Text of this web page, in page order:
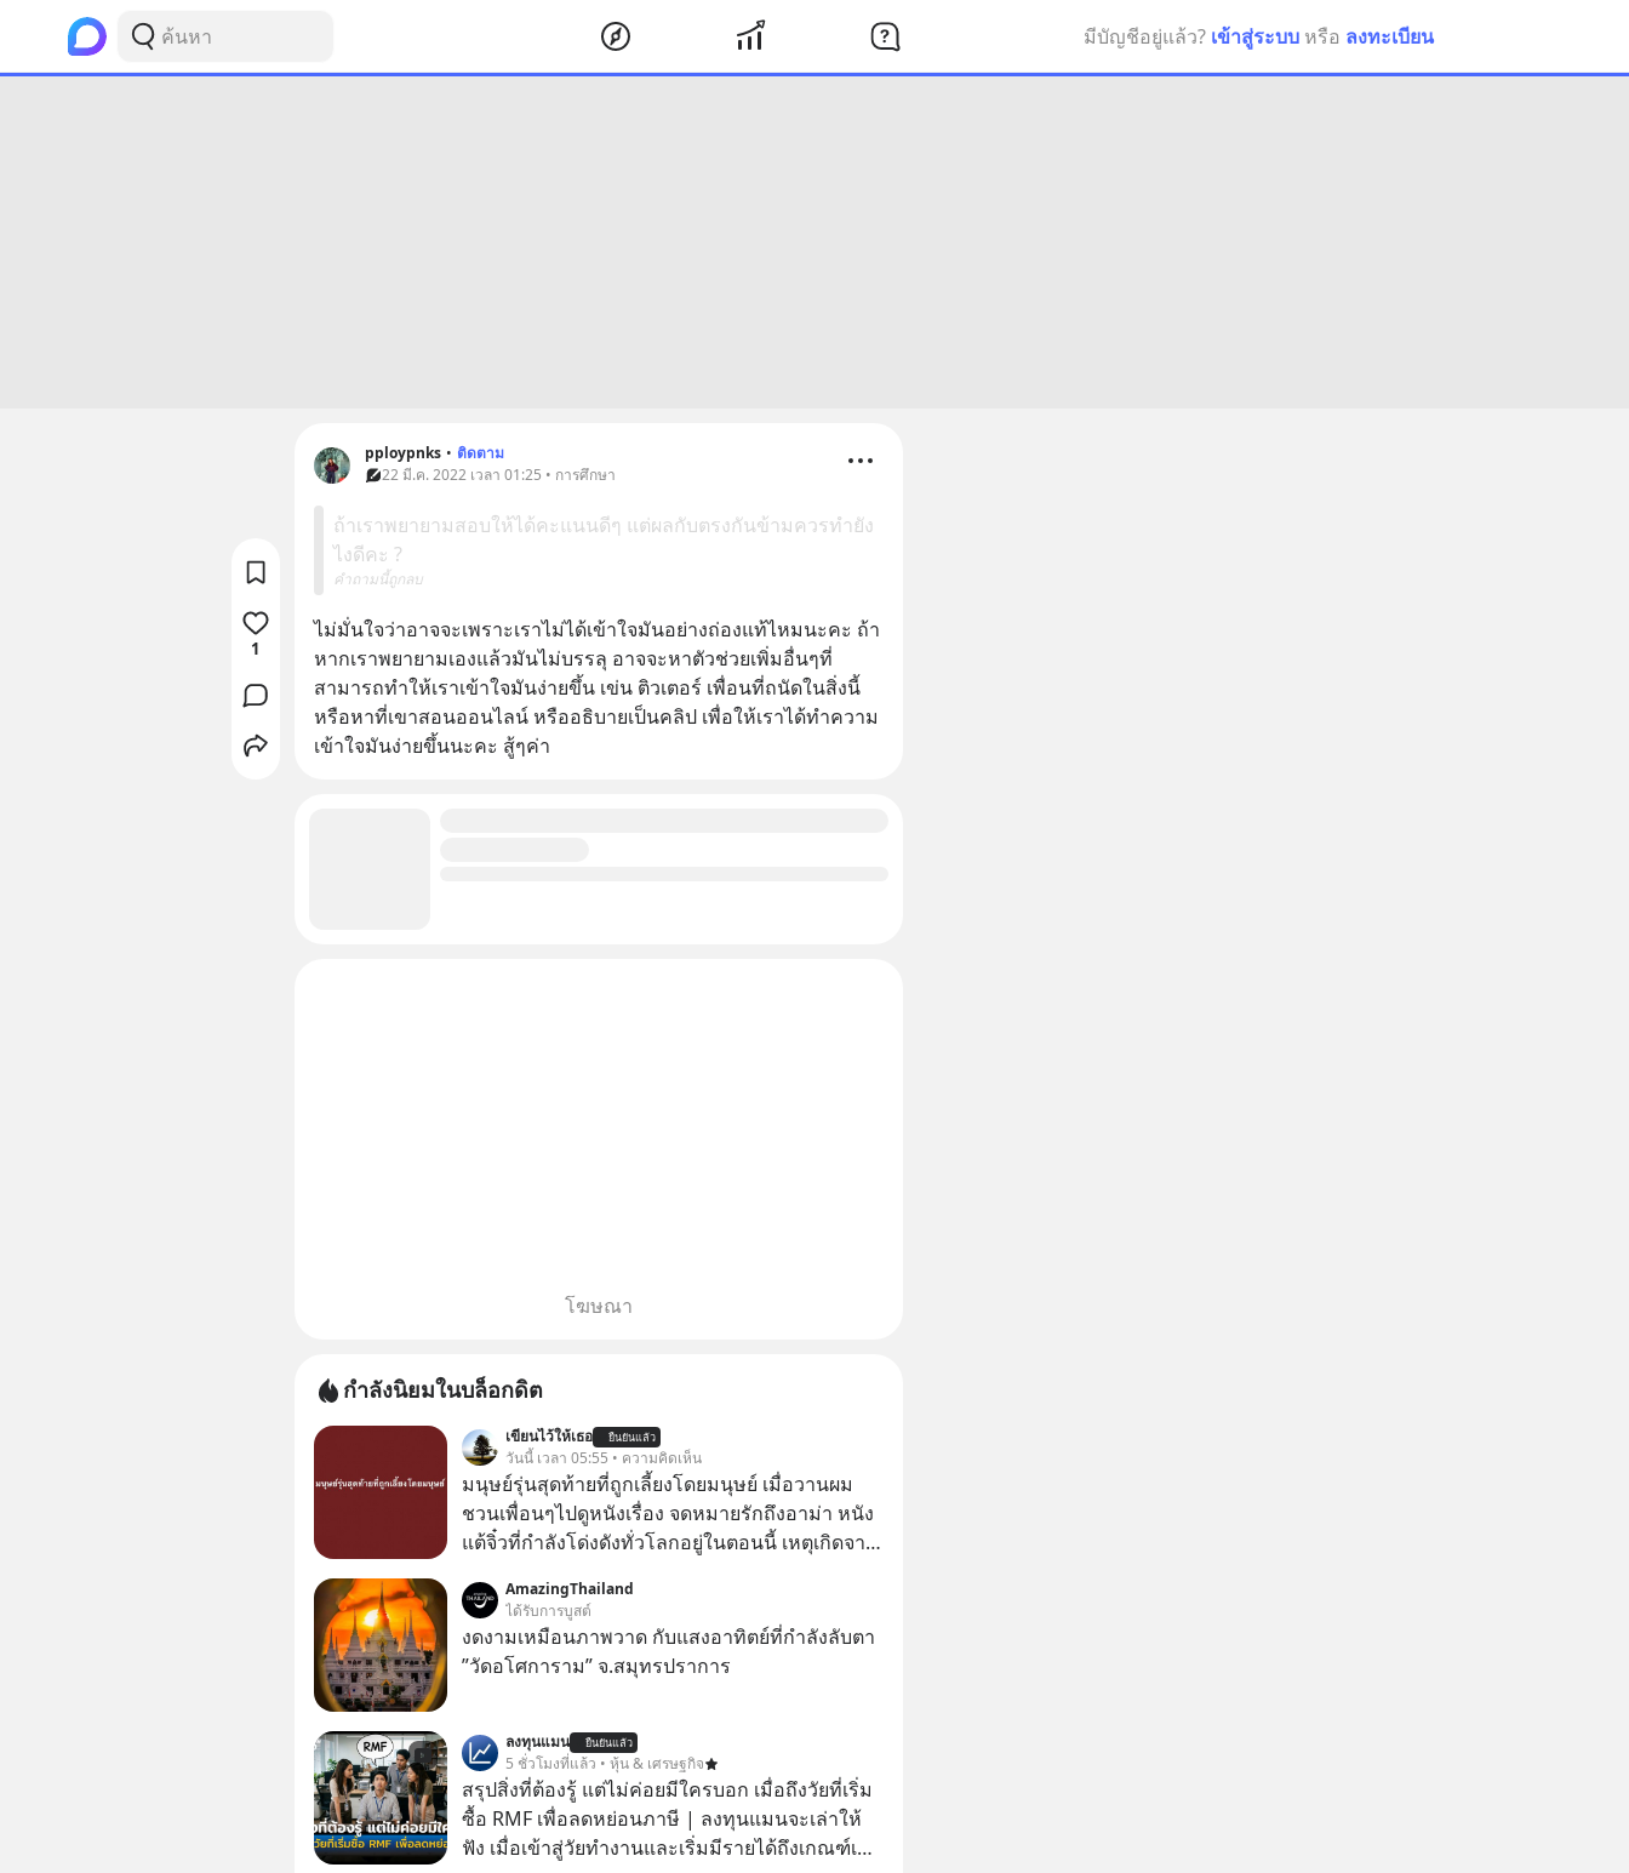
มีบัญชีอยู่แล้ว? เข้าสู่ระบบ หรือ ลงทะเบียน
pploypnks • ติดตาม
22 มี.ค. 2022 เวลา 01:25 • การศึกษา
ถ้าเราพยายามสอบให้ได้คะแนนดีๆ แต่ผลกับตรงกันข้ามควรทำยัง
ไงดีคะ ?
คำถามนี้ถูกลบ
ไม่มั่นใจว่าอาจจะเพราะเราไม่ได้เข้าใจมันอย่างถ่องแท้ไหมนะคะ ถ้า
หากเราพยายามเองแล้วมันไม่บรรลุ อาจจะหาตัวช่วยเพิ่มอื่นๆที่
สามารถทำให้เราเข้าใจมันง่ายขึ้น เข่น ติวเตอร์ เพื่อนที่ถนัดในสิ่งนี้
หรือหาที่เขาสอนออนไลน์ หรืออธิบายเป็นคลิป เพื่อให้เราได้ทำความ
เข้าใจมันง่ายขึ้นนะคะ สู้ๆค่า
1
โฆษณา
กำลังนิยมในบล็อกดิต
เขียนไว้ให้เธอ ยืนยันแล้ว
วันนี้ เวลา 05:55 • ความคิดเห็น
มนุษย์รุ่นสุดท้ายที่ถูกเลี้ยงโดยมนุษย์ เมื่อวานผม
ชวนเพื่อนๆไปดูหนังเรื่อง จดหมายรักถึงอาม่า หนัง
แต้จิ๋วที่กำลังโด่งดังทั่วโลกอยู่ในตอนนี้ เหตุเกิดจาก
อยากดูมาก ด้วยเพราะว่าอากงก็มาจากเมืองจีน ป๊า
ก็พูดแต้จิ๋วได้ มีเรื่องราวมีความผูกพันที่ได้ยินตั้งแต่
เด็ก
AmazingThailand
ได้รับการบูสต์
งดงามเหมือนภาพวาด กับแสงอาทิตย์ที่กำลังลับตา
”วัดอโศการาม” จ.สมุทรปราการ
ลงทุนแมน ยืนยันแล้ว
5 ชั่วโมงที่แล้ว • หุ้น & เศรษฐกิจ
สรุปสิ่งที่ต้องรู้ แต่ไม่ค่อยมีใครบอก เมื่อถึงวัยที่เริ่ม
ซื้อ RMF เพื่อลดหย่อนภาษี | ลงทุนแมนจะเล่าให้
ฟัง เมื่อเข้าสู่วัยทำงานและเริ่มมีรายได้ถึงเกณฑ์เสีย